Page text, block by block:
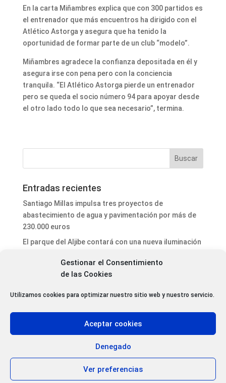
Gestionar el Consentimiento
de las Cookies
Utilizamos cookies para optimizar nuestro sitio web y nuestro servicio.
Aceptar cookies
Denegado
Ver preferencias
En la carta Miñambres explica que con 300 partidos es
el entrenador que más encuentros ha dirigido con el
Atlético Astorga y asegura que ha tenido la
oportunidad de formar parte de un club “modelo”.
Miñambres agradece la confianza depositada en él y
asegura irse con pena pero con la conciencia
tranquila. “El Atlético Astorga pierde un entrenador
pero se queda el socio número 94 para apoyar desde
el otro lado todo lo que sea necesario”, termina.
Entradas recientes
Santiago Millas impulsa tres proyectos de
abastecimiento de agua y pavimentación por más de
230.000 euros
El parque del Aljibe contará con una nueva iluminación
de mantenimiento urbano
Concentración ciudadana en Astorga en memoria de
las 35 mujeres asesinadas en 2026 a manos de sus
parejas o exparejas